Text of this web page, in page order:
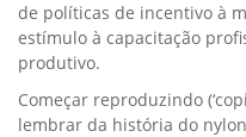
de políticas de incentivo à
estímulo à capacitação
produtivo.
Começar reproduzindo
lembrar da história do